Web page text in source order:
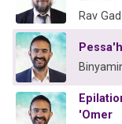
Rav
'Omer